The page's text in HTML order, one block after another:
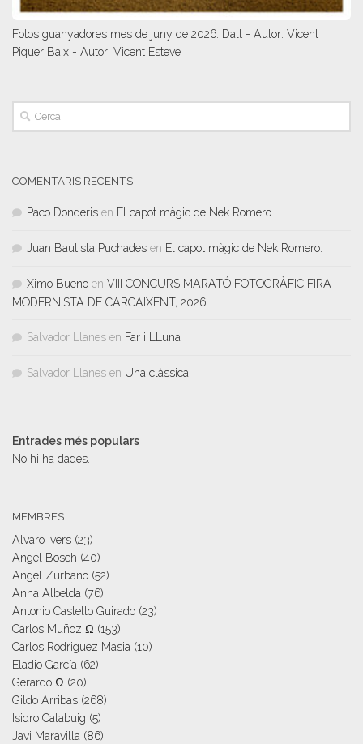
Fotos guanyadores mes de juny de 2026. Dalt - Autor: Vicent
Piquer Baix - Autor: Vicent Esteve
COMENTARIS RECENTS
Paco Donderis en El capot màgic de Nek Romero.
Juan Bautista Puchades en El capot màgic de Nek Romero.
Ximo Bueno en VIII CONCURS MARATÓ FOTOGRÀFIC FIRA
MODERNISTA DE CARCAIXENT, 2026
Salvador Llanes en Far i LLuna
Salvador Llanes en Una clàssica
Entrades més populars
No hi ha dades.
MEMBRES
Alvaro Ivers (23)
Angel Bosch (40)
Angel Zurbano (52)
Anna Albelda (76)
Antonio Castello Guirado (23)
Carlos Muñoz Ω (153)
Carlos Rodriguez Masia (10)
Eladio García (62)
Gerardo Ω (20)
Gildo Arribas (268)
Isidro Calabuig (5)
Javi Maravilla (86)